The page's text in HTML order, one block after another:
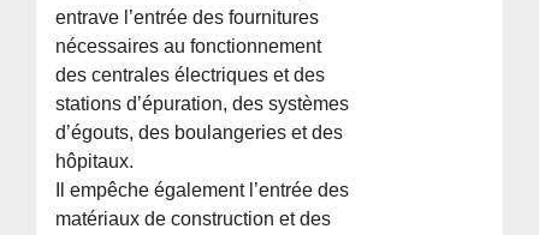
entrave l’entrée des fournitures
nécessaires au fonctionnement
des centrales électriques et des
stations d’épuration, des systèmes
d’égouts, des boulangeries et des
hôpitaux.
Il empêche également l’entrée des
matériaux de construction et des